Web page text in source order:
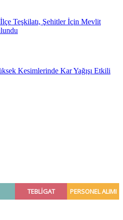
Teşkilatı, Şehitler İçin Mevlit
Kesimlerinde Kar Yağışı Etkili